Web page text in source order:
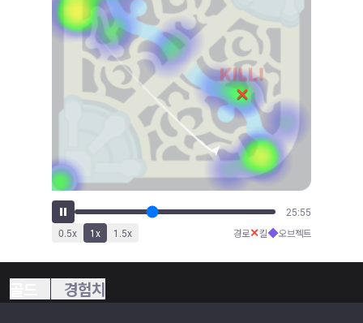
29:17
0.5x 1x 1.5x 경로✕킬◆오브젝트
경험치